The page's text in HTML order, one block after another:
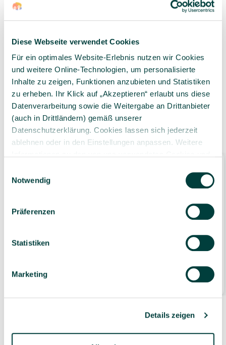
Diese Webseite verwendet Cookies
Für ein optimales Website-Erlebnis nutzen wir Cookies
und weitere Online-Technologien, um personalisierte
Inhalte zu zeigen, Funktionen anzubieten und Statistiken
zu erheben. Ihr Klick auf „Akzeptieren“ erlaubt uns diese
Datenverarbeitung sowie die Weitergabe an Drittanbieter
(auch in Drittländern) gemäß unserer
Datenschutzerklärung. Cookies lassen sich jederzeit
ablehnen oder in den Einstellungen anpassen. Weitere
schutz­erklärung
Notwendig
Präferenzen
Statistiken
Marketing
Details zeigen
bei Versand aus dem
eigenen Lager
Zubehör
UHU Heißklebepistole, Niedrigtemperatur ca.
35,49 €*